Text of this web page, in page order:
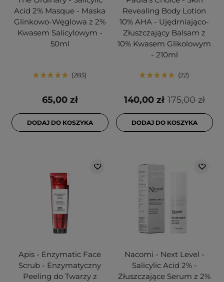
Acid 2% Masque - Maska
Glinkowo-Węglowa z 2%
Kwasem Salicylowym -
50ml
283
65,00 zł
DODAJ DO KOSZYKA
Revealing Body Lotion
10% AHA - Ujędrniająco-
Złuszczający Balsam z
10% Kwasem Glikolowym
- 210ml
22
175,00 zł
140,00 zł
DODAJ DO KOSZYKA
Apis - Enzymatic Face
Scrub - Enzymatyczny
Peeling do Twarzy z
Nacomi - Next Level -
Salicylic Acid 2% -
Złuszczające Serum z 2%